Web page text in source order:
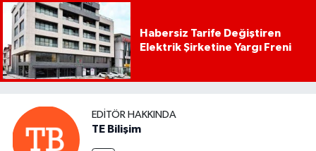
Habersiz Tarife Değiştiren
Elektrik Şirketine Yargı Freni
EDITÖR HAKKINDA
TE Bilişim